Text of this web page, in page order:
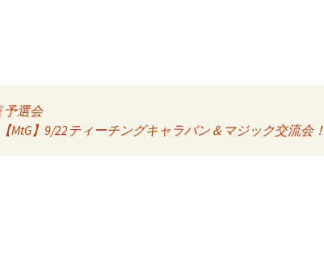
予選会
【MtG】9/22ティーチングキャラバン＆マジック交流会！